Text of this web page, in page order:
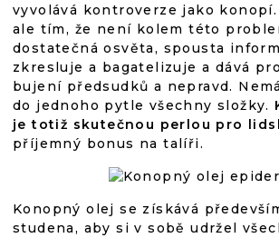
vyvolává kontroverze jako
ale tím, že není kolem této
dostatečná osvěta, spousta
zkresluje a bagatelizuje a dává
bujení předsudků a nepravd.
do jednoho pytle všechny složky.
je totiž skutečnou perlou pro
příjemný bonus na talíři.
Konopný olej se získává
studena, aby si v sobě udržel